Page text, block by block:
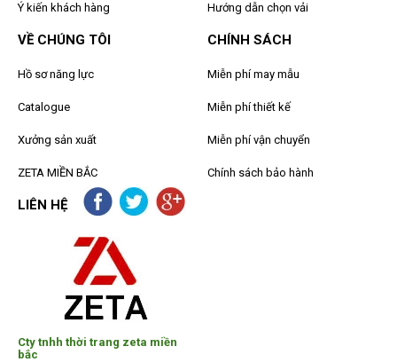
Ý kiến khách hàng Hướng dẫn chọn vải
VỀ CHÚNG TÔI
Hồ sơ năng lực
Catalogue
Xưởng sản xuất
ZETA MIỀN BẮC
CHÍNH SÁCH
Miễn phí may mẫu
Miễn phí thiết kế
Miễn phí vận chuyển
Chính sách bảo hành
LIÊN HỆ
Cty tnhh thời trang zeta miền
bắc